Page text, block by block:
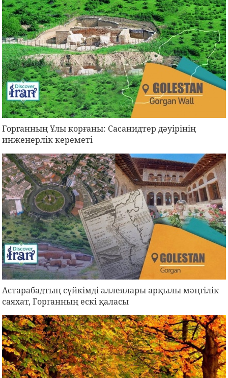
Горганның Ұлы қорғаны: Сасанидтер дәуірінің
инженерлік кереметі
Астарабадтың сүйкімді аллеялары арқылы мәңгілік
саяхат, Горганның ескі қаласы